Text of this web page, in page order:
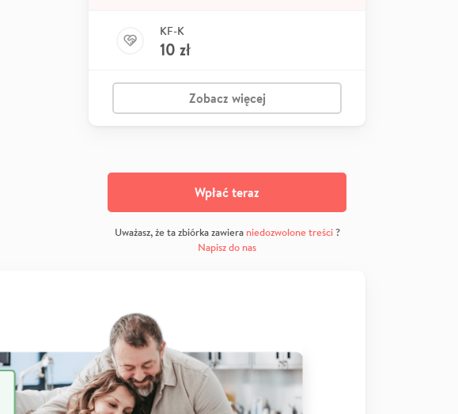
KF-K
10 zł
Zobacz więcej
Wpłać teraz
Uważasz, że ta zbiórka zawiera niedozwolone treści?
Napisz do nas